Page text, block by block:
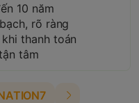
10 năm
rõ ràng
thanh toán
tâm